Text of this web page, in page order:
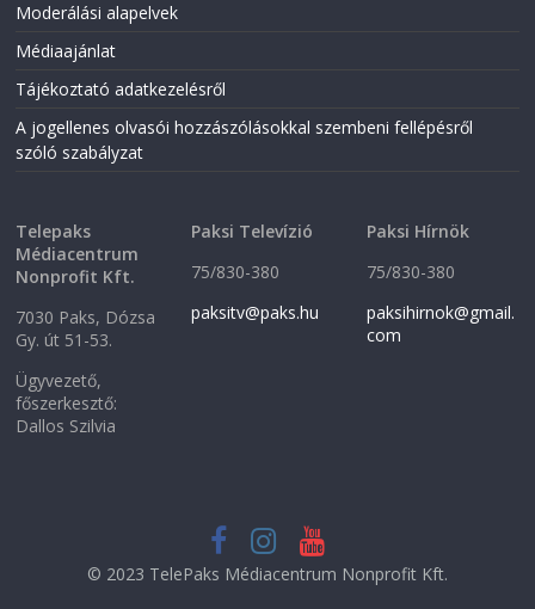
Moderálási alapelvek
Médiaajánlat
Tájékoztató adatkezelésről
A jogellenes olvasói hozzászólásokkal szembeni fellépésről
szóló szabályzat
Telepaks
Médiacentrum
Nonprofit Kft.
7030 Paks, Dózsa
Gy. út 51-53.
Ügyvezető,
főszerkesztő:
Dallos Szilvia
Paksi Televízió
75/830-380
paksitv@paks.hu
Paksi Hírnök
75/830-380
paksihirnok@gmail.
com
© 2023 TelePaks Médiacentrum Nonprofit Kft.